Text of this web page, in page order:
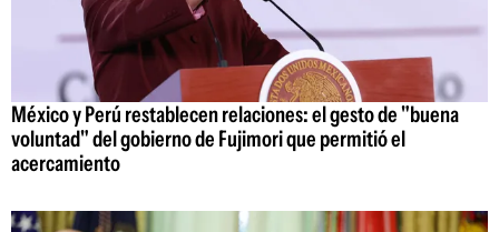
México y Perú restablecen relaciones: el gesto de "buena
voluntad" del gobierno de Fujimori que permitió el
acercamiento